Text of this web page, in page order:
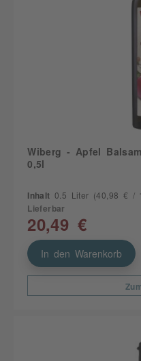
Wiberg - Apfel
0,5l
Inhalt 0.5 Liter (40,98 € /
Lieferbar
20,49 €
In den Warenkorb